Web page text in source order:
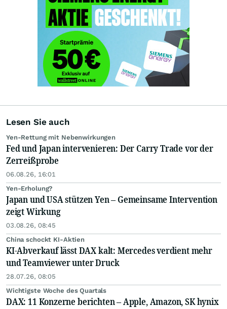
Lesen Sie auch
Yen-Rettung mit Nebenwirkungen
Fed und Japan intervenieren: Der Carry Trade vor der
Zerreißprobe
06.08.26, 16:01
Yen-Erholung?
Japan und USA stützen Yen – Gemeinsame Intervention
zeigt Wirkung
03.08.26, 08:45
China schockt KI-Aktien
KI-Abverkauf lässt DAX kalt: Mercedes verdient mehr
und Teamviewer unter Druck
28.07.26, 08:05
Wichtigste Woche des Quartals
DAX: 11 Konzerne berichten – Apple, Amazon, SK hynix